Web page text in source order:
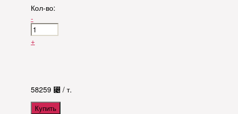
Кол-во:
-
+
58259 ⃄ / т.
Купить